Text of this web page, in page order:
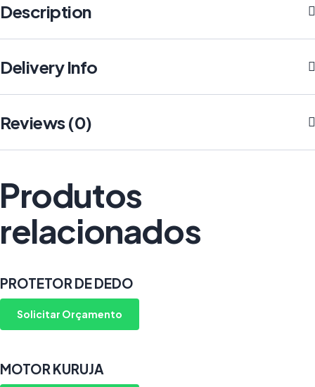
Description
Delivery Info
Reviews (0)
Produtos
relacionados
PROTETOR DE DEDO
Solicitar Orçamento
MOTOR KURUJA